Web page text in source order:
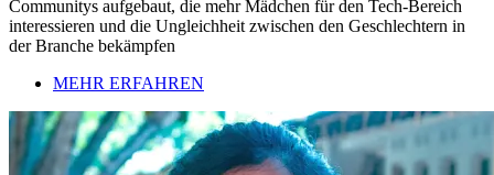
Communitys aufgebaut, die mehr Mädchen für den Tech-Bereich
interessieren und die Ungleichheit zwischen den Geschlechtern in
der Branche bekämpfen
MEHR ERFAHREN